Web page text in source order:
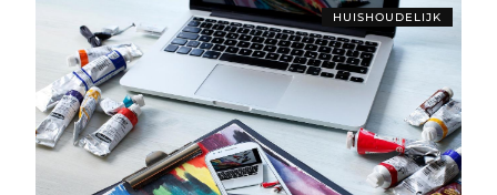
HUISHOUDELIJK